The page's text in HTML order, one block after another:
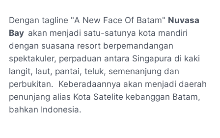
Dengan tagline "A New Face Of Batam" Nuvasa
Bay akan menjadi satu-satunya kota mandiri
dengan suasana resort berpemandangan
spektakuler, perpaduan antara Singapura di kaki
langit, laut, pantai, teluk, semenanjung dan
perbukitan. Keberadaannya akan menjadi daerah
penunjang alias Kota Satelite kebanggan Batam,
bahkan Indonesia.